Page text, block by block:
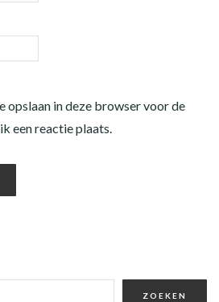
opslaan in deze browser voor de
een reactie plaats.
ZOEKEN